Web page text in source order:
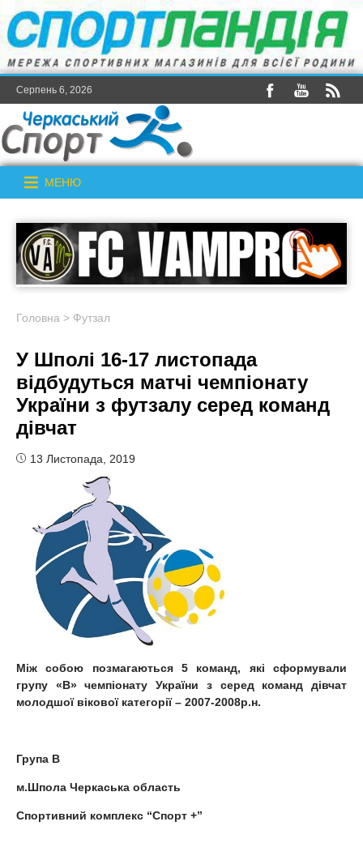
Серпень 6, 2026
МЕНЮ
Головна > Футзал
У Шполі 16-17 листопада
відбудуться матчі чемпіонату
України з футзалу серед команд
дівчат
13 Листопада, 2019
Між собою позмагаються 5 команд, які сформували
групу «В» чемпіонату України з серед команд дівчат
молодшої вікової категорії – 2007-2008р.н.
Група В
м.Шпола Черкаська область
Спортивний комплекс “Спорт +”